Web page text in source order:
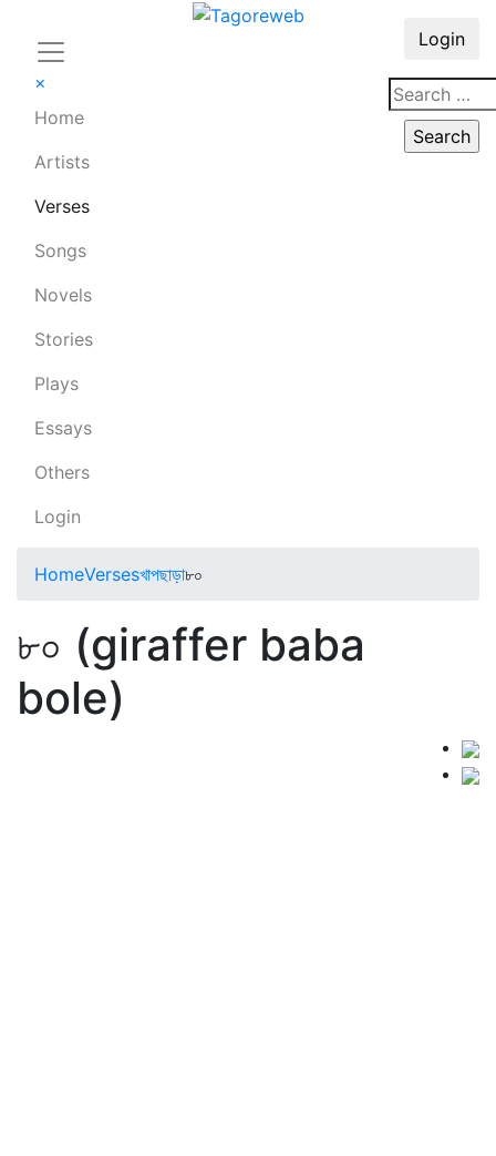
×
Home
Artists
Verses
Songs
Novels
Stories
Plays
Essays
Others
Login
Login
HomeVersesখাপছাড়া৮০
৮০ (giraffer baba
bole)